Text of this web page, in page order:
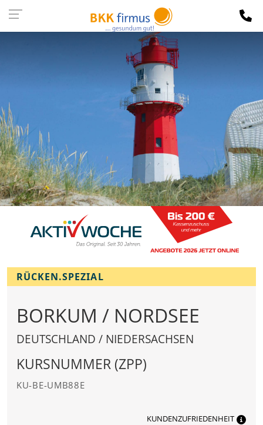
RÜCKEN.SPEZIAL
BORKUM / NORDSEE
DEUTSCHLAND / NIEDERSACHSEN
KURSNUMMER (ZPP)
KU-BE-UMB88E
KUNDENZUFRIEDENHEIT